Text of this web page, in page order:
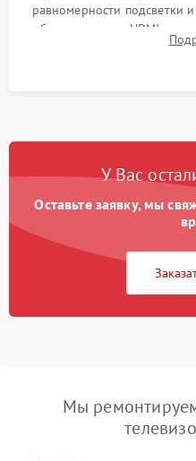
равномерности подсветки
работы разъемов HDMI,
в рабочем режиме в
У Вас
Оставьте заявку, мы
Мы